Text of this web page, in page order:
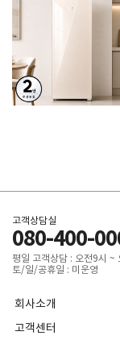
고객상담실
080-400-
평일 고객상담 : 오전9시 ~
토/일/공휴일 : 미운영
회사소개
고객센터